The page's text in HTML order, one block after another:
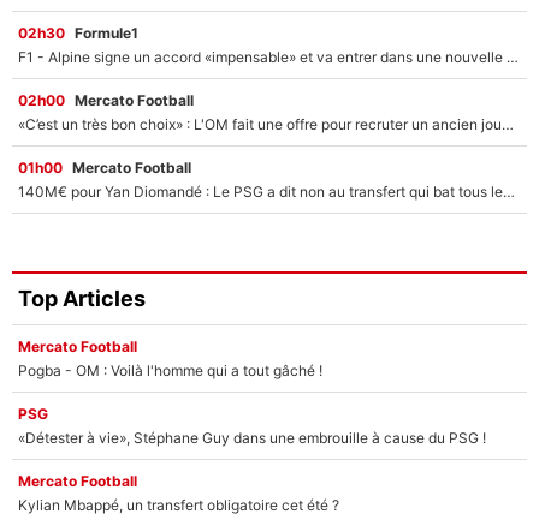
02h30 Formule1
F1 - Alpine signe un accord «impensable» et va entrer dans une nouvelle dimension : Grande nouvelle pour Pierre Gasly !
02h00 Mercato Football
«C’est un très bon choix» : L'OM fait une offre pour recruter un ancien joueur du PSG... et c'est validé dans l'After Foot !
01h00 Mercato Football
140M€ pour Yan Diomandé : Le PSG a dit non au transfert qui bat tous les records sur le mercato
Top Articles
Mercato Football
Pogba - OM : Voilà l'homme qui a tout gâché !
PSG
«Détester à vie», Stéphane Guy dans une embrouille à cause du PSG !
Mercato Football
Kylian Mbappé, un transfert obligatoire cet été ?